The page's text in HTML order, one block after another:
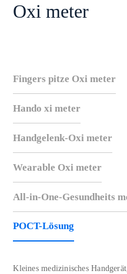
Oxi meter
Fingers pitze Oxi meter
Hando xi meter
Handgelenk-Oxi meter
Wearable Oxi meter
All-in-One-Gesundheits
POCT-Lösung
Kleines medizinisches